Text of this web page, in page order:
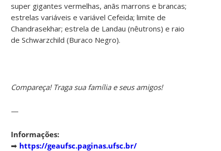
super gigantes vermelhas, anãs marrons e brancas;
estrelas variáveis e variável Cefeida; limite de
Chandrasekhar; estrela de Landau (nêutrons) e raio
de Schwarzchild (Buraco Negro).
Compareça! Traga sua família e seus amigos!
—
Informações:
➡ https://geaufsc.paginas.ufsc.br/